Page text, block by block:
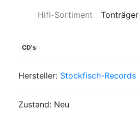
Hifi-Sortiment Tonträger
CD's
Hersteller: Stockfisch-Records
Zustand:Neu